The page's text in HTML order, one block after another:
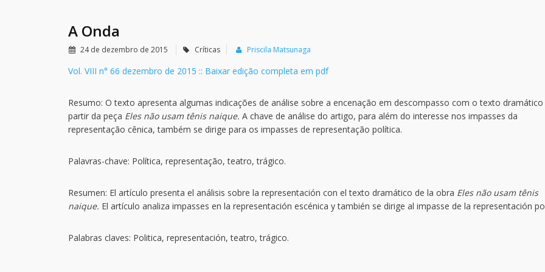
A Onda
24 de dezembro de 2015 Críticas Priscila Matsunaga
Vol. VIII n° 66 dezembro de 2015 :: Baixar edição completa em pdf
Resumo: O texto apresenta algumas indicações de análise sobre a encenação em descompasso com o texto dramático
partir da peça Eles não usam tênis naique. A chave de análise do artigo, para além do interesse nos impasses da
representação cênica, também se dirige para os impasses de representação política.
Palavras-chave: Política, representação, teatro, trágico.
Resumen: El artículo presenta el análisis sobre la representación con el texto dramático de la obra Eles não usam tênis
naique. El artículo analiza impasses en la representación escénica y también se dirige al impasse de la representación
Palabras claves: Politica, representación, teatro, trágico.